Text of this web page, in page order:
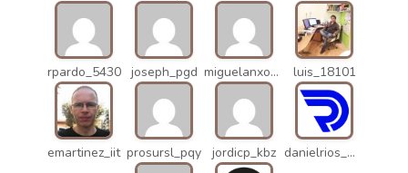
rpardo_5430 joseph_pgd miguelanxogomez_21982 luis_18101
emartinez_iit prosursl_pqy jordicp_kbz danielrios_mqb